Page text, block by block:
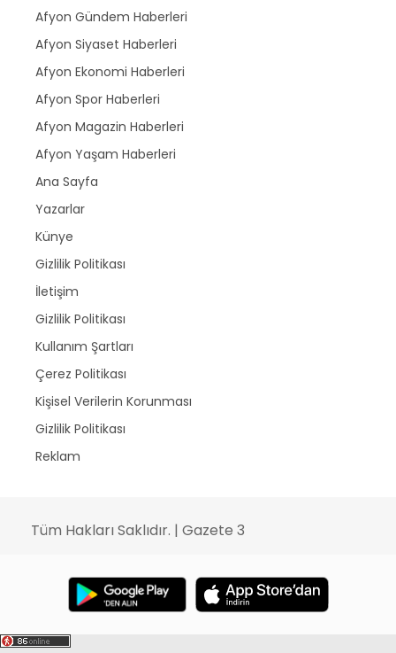
Afyon Gündem Haberleri
Afyon Siyaset Haberleri
Afyon Ekonomi Haberleri
Afyon Spor Haberleri
Afyon Magazin Haberleri
Afyon Yaşam Haberleri
Ana Sayfa
Yazarlar
Künye
Gizlilik Politikası
İletişim
Gizlilik Politikası
Kullanım Şartları
Çerez Politikası
Kişisel Verilerin Korunması
Gizlilik Politikası
Reklam
Tüm Hakları Saklıdır. | Gazete 3